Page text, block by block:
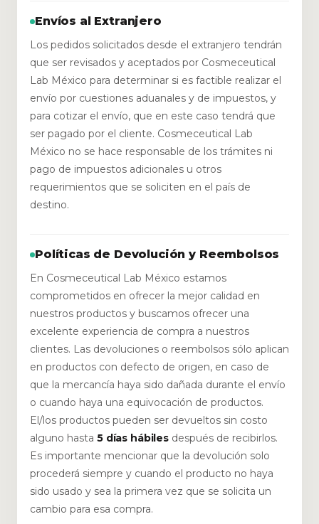
Envíos al Extranjero
Los pedidos solicitados desde el extranjero tendrán
que ser revisados y aceptados por Cosmeceutical
Lab México para determinar si es factible realizar el
envío por cuestiones aduanales y de impuestos, y
para cotizar el envío, que en este caso tendrá que
ser pagado por el cliente. Cosmeceutical Lab
México no se hace responsable de los trámites ni
pago de impuestos adicionales u otros
requerimientos que se soliciten en el país de
destino.
Políticas de Devolución y Reembolsos
En Cosmeceutical Lab México estamos
comprometidos en ofrecer la mejor calidad en
nuestros productos y buscamos ofrecer una
excelente experiencia de compra a nuestros
clientes. Las devoluciones o reembolsos sólo aplican
en productos con defecto de origen, en caso de
que la mercancía haya sido dañada durante el envío
o cuando haya una equivocación de productos.
El/los productos pueden ser devueltos sin costo
alguno hasta 5 días hábiles después de recibirlos.
Es importante mencionar que la devolución solo
procederá siempre y cuando el producto no haya
sido usado y sea la primera vez que se solicita un
cambio para esa compra.